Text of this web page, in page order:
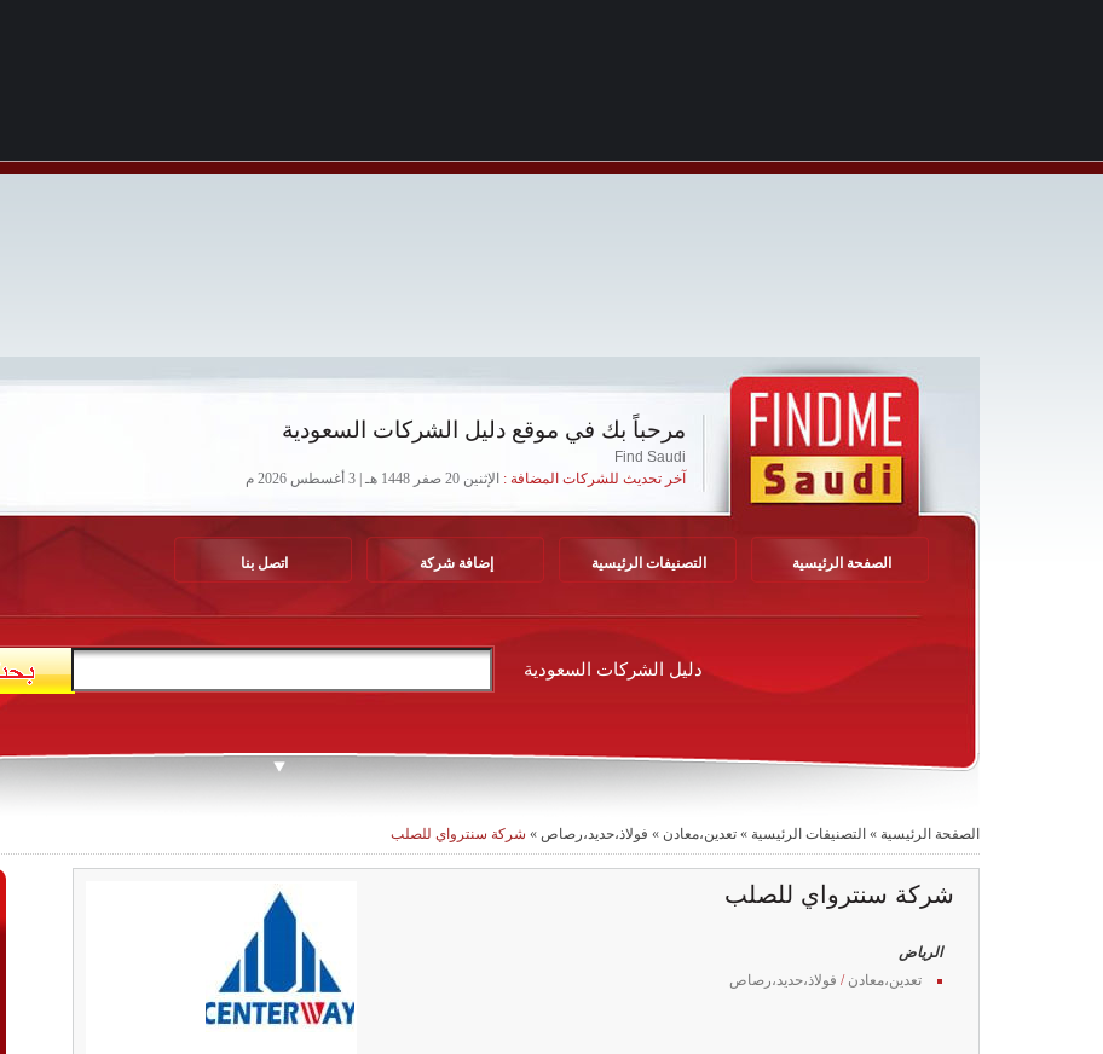
مرحباً بك في موقع دليل الشركات السعودية
Find Saudi
آخر تحديث للشركات المضافة : الإثنين 20 صفر 1448 هـ | 3 أغسطس 2026 م
الصفحة الرئيسية التصنيفات الرئيسية إضافة شركة اتصل بنا
دليل الشركات السعودية
الصفحة الرئيسية » التصنيفات الرئيسية » تعدين،معادن » فولاذ،حديد،رصاص » شركة سنترواي للصلب
شركة سنترواي للصلب
الرياض
تعدين،معادن / فولاذ،حديد،رصاص